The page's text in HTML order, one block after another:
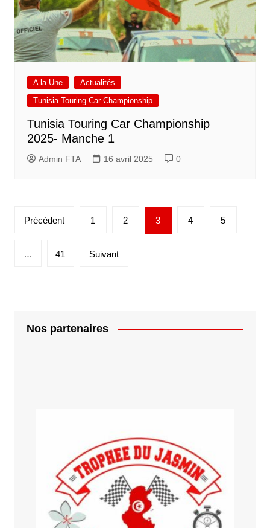
A la Une
Actualités
Tunisia Touring Car Championship
Tunisia Touring Car Championship
2025- Manche 1
Admin FTA 16 avril 2025 0
Pagination
publications
Précédent 1 2 3 4 5
… 41 Suivant
Nos partenaires